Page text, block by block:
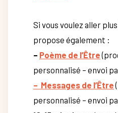
Si vous voulez aller
propose également :
– Poème de l’Être
personnalisé – envoi
– Messages de l’Être
personnalisé – envoi